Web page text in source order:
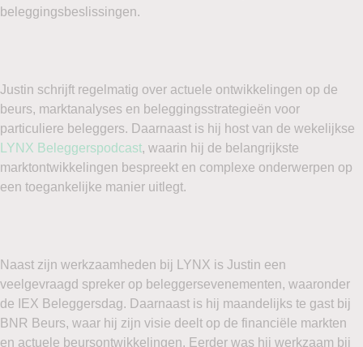
beleggingsbeslissingen.
Justin schrijft regelmatig over actuele ontwikkelingen op de
beurs, marktanalyses en beleggingsstrategieën voor
particuliere beleggers. Daarnaast is hij host van de wekelijkse
LYNX Beleggerspodcast, waarin hij de belangrijkste
marktontwikkelingen bespreekt en complexe onderwerpen op
een toegankelijke manier uitlegt.
Naast zijn werkzaamheden bij LYNX is Justin een
veelgevraagd spreker op beleggersevenementen, waaronder
de IEX Beleggersdag. Daarnaast is hij maandelijks te gast bij
BNR Beurs, waar hij zijn visie deelt op de financiële markten
en actuele beursontwikkelingen. Eerder was hij werkzaam bij